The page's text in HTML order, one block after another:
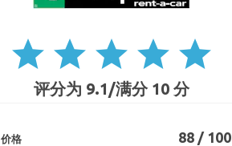
star star star star star
评分为 9.1/满分 10 分
价格 88 / 100